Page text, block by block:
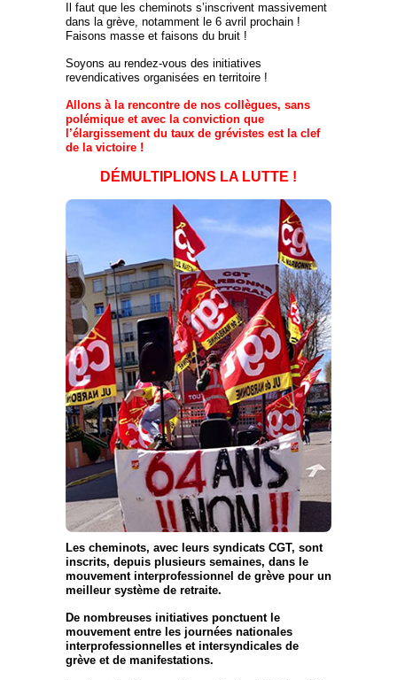
Il faut que les cheminots s’inscrivent massivement
dans la grève, notamment le 6 avril prochain !
Faisons masse et faisons du bruit !
Soyons au rendez-vous des initiatives
revendicatives organisées en territoire !
Allons à la rencontre de nos collègues, sans
polémique et avec la conviction que
l’élargissement du taux de grévistes est la clef
de la victoire !
DÉMULTIPLIONS LA LUTTE !
Les cheminots, avec leurs syndicats CGT, sont
inscrits, depuis plusieurs semaines, dans le
mouvement interprofessionnel de grève pour un
meilleur système de retraite.
De nombreuses initiatives ponctuent le
mouvement entre les journées nationales
interprofessionnelles et intersyndicales de
grève et de manifestations.